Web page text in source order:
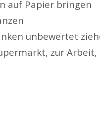
auf Papier bringen
unbewertet
zur